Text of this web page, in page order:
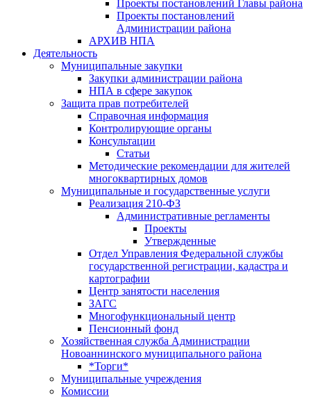
Проекты постановлений Главы района
Проекты постановлений
Администрации района
АРХИВ НПА
Деятельность
Муниципальные закупки
Закупки администрации района
НПА в сфере закупок
Защита прав потребителей
Справочная информация
Контролирующие органы
Консультации
Статьи
Методические рекомендации для жителей
многоквартирных домов
Муниципальные и государственные услуги
Реализация 210-ФЗ
Административные регламенты
Проекты
Утвержденные
Отдел Управления Федеральной службы
государственной регистрации, кадастра и
картографии
Центр занятоcти населения
ЗАГС
Многофункциональный центр
Пенсионный фонд
Хозяйственная служба Администрации
Новоаннинского муниципального района
*Торги*
Муниципальные учреждения
Комиссии